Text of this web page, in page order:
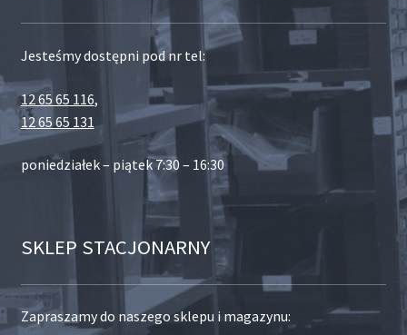
Jesteśmy dostępni pod nr tel:
12 65 65 116,
12 65 65 131
poniedziałek – piątek 7:30 – 16:30
SKLEP STACJONARNY
Zapraszamy do naszego sklepu i magazynu: